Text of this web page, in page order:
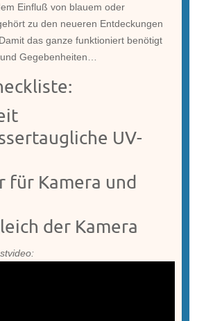
Einfluß von blauem oder
zu den neueren Entdeckungen
das ganze funktioniert benötigt
Gegebenheiten…
UV-
für Kamera und
der Kamera